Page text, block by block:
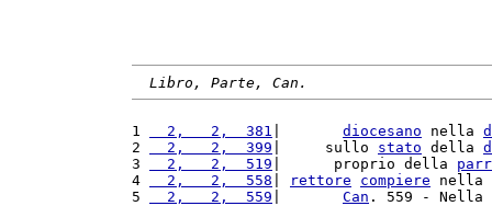
Libro, Parte, Can.
1
  2,   2,  381
diocesano nella
2
  2,   2,  399
|     sullo stato della
3
  2,   2,  519
|      proprio della
4
  2,   2,  558
rettore compiere nella
5
  2,   2,  559
Can . 559 - Nella